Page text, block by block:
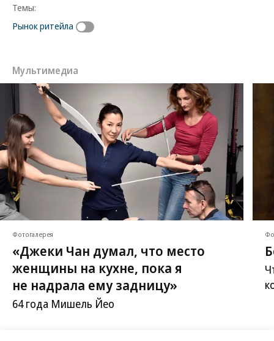
Темы:
Рынок ритейла
Мультимедиа
Фотогалерея
«Джеки Чан думал, что место
женщины на кухне, пока я
не надрала ему задницу»
64 года Мишель Йео